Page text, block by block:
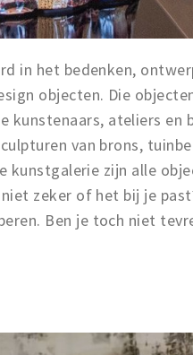
in het bedenken,
objecten. Die
kunstenaars, ateliers en
van brons,
kunstgalerie zijn alle
zeker of het bij je
Ben je toch niet